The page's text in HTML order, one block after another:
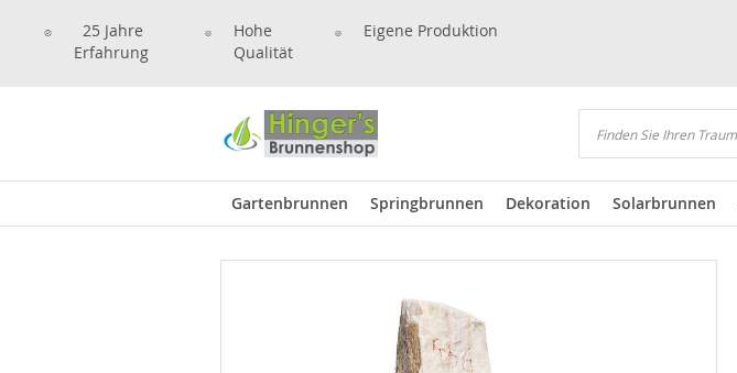
25 Jahre
Erfahrung
Hohe
Qualität
Eigene Produktion
Suchen
Gartenbrunnen Springbrunnen Dekoration Solarbrunnen